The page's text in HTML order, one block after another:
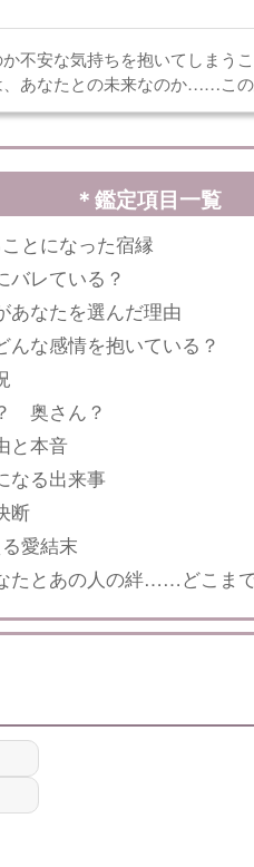
不安な気持ちを抱いてしまう
あなたとの未来なのか……この
＊鑑定項目一覧
とになった宿縁
バレている？
あなたを選んだ理由
んな感情を抱いている？
奥さん？
と本音
なる出来事
断
愛結末
たとあの人の絆……どこま